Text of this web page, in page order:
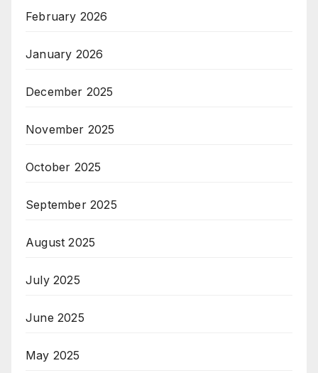
February 2026
January 2026
December 2025
November 2025
October 2025
September 2025
August 2025
July 2025
June 2025
May 2025